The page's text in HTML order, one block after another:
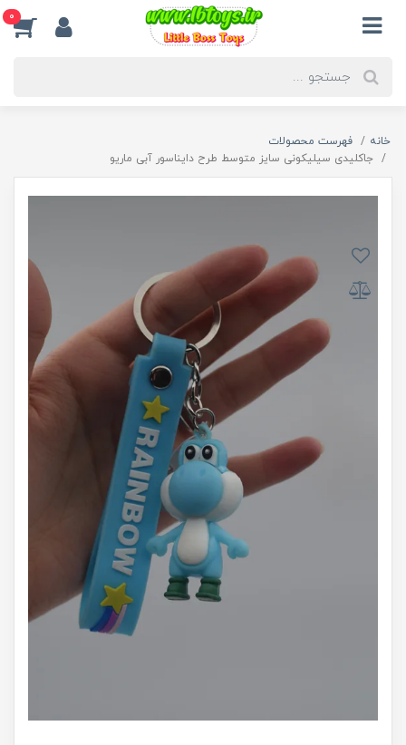
0
خانه
فهرست محصولات
جاکلیدی سیلیکونی سایز متوسط طرح دایناسور آبی ماریو